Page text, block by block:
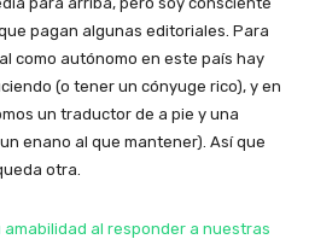
pagan algunas editoriales. Para
como autónomo en este país hay
(o tener un cónyuge rico), y en
un traductor de a pie y una
enano al que mantener). Así que
otra.
al responder a nuestras